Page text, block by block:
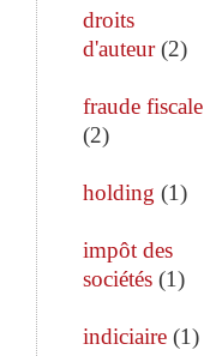
droits
d'auteur(2)
fraude fiscale
(2)
holding (1)
impôt des
sociétés (1)
indiciaire (1)